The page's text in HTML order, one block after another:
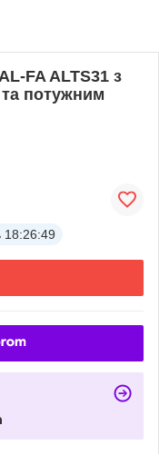
FA ALTS31 з
потужним
18:26:48